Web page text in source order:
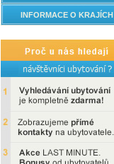
INFORMACE O KRAJÍCH